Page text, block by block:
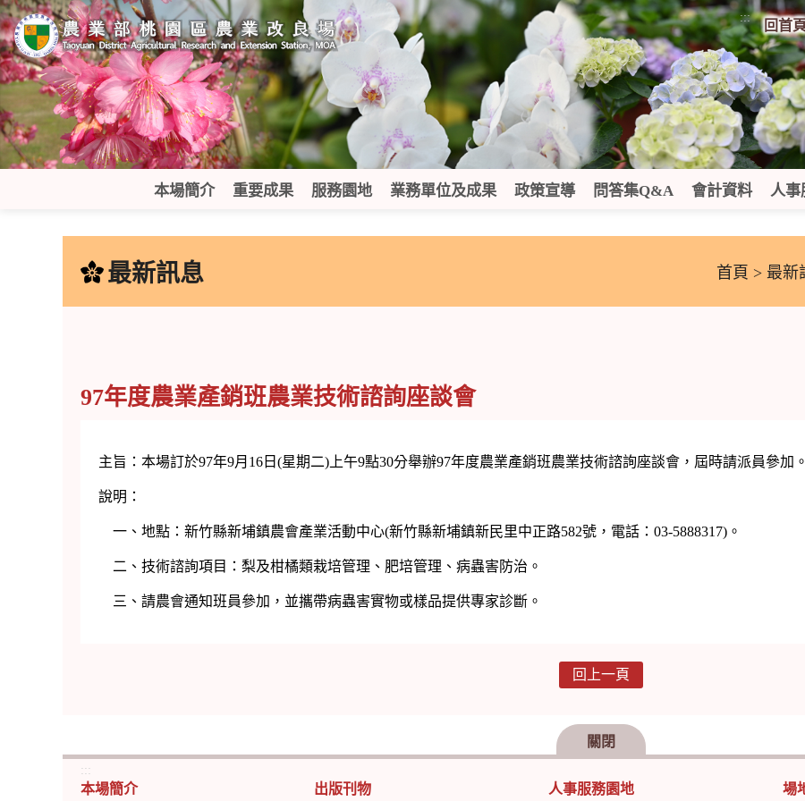
跳
到
主
要
內
容
區
塊
:::
回首
本場簡介 重要成果 服務園地 業務單位及成果 政策宣導 問答集Q&A 會計資料 人事
最新訊息 首頁 > 最新
97年度農業產銷班農業技術諮詢座談會
主旨：本場訂於97年9月16日(星期二)上午9點30分舉辦97年度農業產銷班農業技術諮詢座談會，屆時請派員參加。
說明：
一、地點：新竹縣新埔鎮農會產業活動中心(新竹縣新埔鎮新民里中正路582號，電話：03-5888317)。
二、技術諮詢項目：梨及柑橘類栽培管理、肥培管理、病蟲害防治。
三、請農會通知班員參加，並攜帶病蟲害實物或樣品提供專家診斷。
回上一頁
關閉
:::
本場簡介 出版刊物 人事服務園地 場